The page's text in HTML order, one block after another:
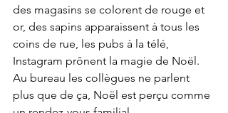
des magasins se colorent de rouge et
or, des sapins apparaissent à tous les
coins de rue, les pubs à la télé,
Instagram prônent la magie de Noël.
Au bureau les collègues ne parlent
plus que de ça, Noël est perçu comme